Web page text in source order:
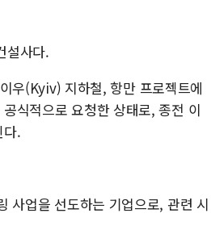
설사다.
우(Kyiv) 지하철, 항만 프로젝트에
식적으로 요청한 상태로, 종전 이
다.
사업을 선도하는 기업으로, 관련 시